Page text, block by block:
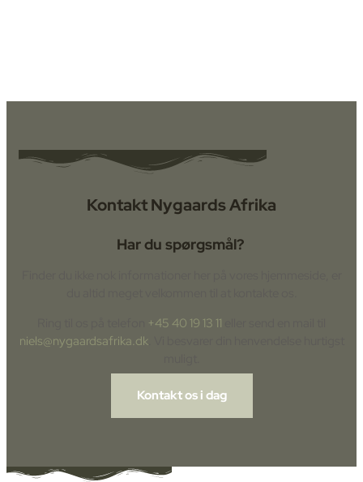
Kontakt Nygaards Afrika
Har du spørgsmål?
+45 40 19 13 11
niels@nygaardsafrika.dk. Vi besvarer din henvendelse hurtigst
Kontakt os i dag